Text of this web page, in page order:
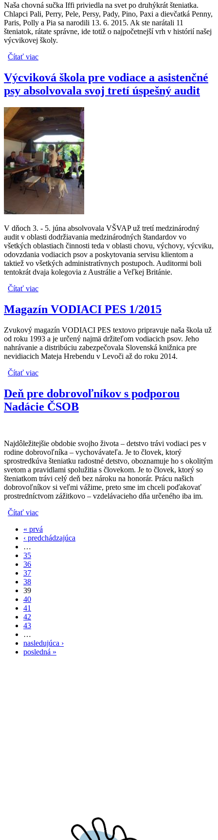
Naša chovná sučka Iffi priviedla na svet po druhýkrát šteniatka.
Chlapci Pali, Perry, Pele, Persy, Pady, Pino, Paxi a dievčatká Penny,
Paris, Polly a Pia sa narodili 13. 6. 2015. Ak ste narátali 11
šteniatok, rátate správne, ide totiž o najpočetnejší vrh v histórií našej
výcvikovej školy.
Čítať viac
Výcviková škola pre vodiace a asistenčné
psy absolvovala svoj tretí úspešný audit
V dňoch 3. - 5. júna absolvovala VŠVAP už tretí medzinárodný
audit v oblasti dodržiavania medzinárodných štandardov vo
všetkých oblastiach činnosti teda v oblasti chovu, výchovy, výcviku,
odovzdania vodiacich psov a poskytovania servisu klientom a
taktiež vo všetkých administratívnych postupoch. Auditormi boli
tentokrát dvaja kolegovia z Austrálie a Veľkej Británie.
Čítať viac
Magazín VODIACI PES 1/2015
Zvukový magazín VODIACI PES textovo pripravuje naša škola už
od roku 1993 a je určený najmä držiteľom vodiacich psov. Jeho
nahrávanie a distribúciu zabezpečovala Slovenská knižnica pre
nevidiacich Mateja Hrebendu v Levoči až do roku 2014.
Čítať viac
Deň pre dobrovoľníkov s podporou
Nadácie ČSOB
Najdôležitejšie obdobie svojho života – detstvo trávi vodiaci pes v
rodine dobrovoľníka – vychovávateľa. Je to človek, ktorý
sprostredkúva šteniatku radostné detstvo, oboznamuje ho s okolitým
svetom a pravidlami spolužitia s človekom. Je to človek, ktorý so
šteniatkom trávi celý deň bez nároku na honorár. Prácu našich
dobrovoľníkov si veľmi vážime, preto sme im chceli poďakovať
prostredníctvom zážitkovo – vzdelávacieho dňa určeného iba im.
Čítať viac
Stránky
« prvá
‹ predchádzajúca
…
35
36
37
38
39
40
41
42
43
…
nasledujúca ›
posledná »